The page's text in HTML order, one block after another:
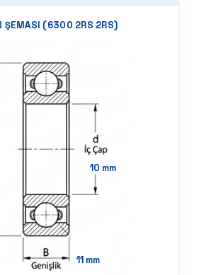
ŞEMASI (6300 2RS 2RS)
10 mm
11 mm